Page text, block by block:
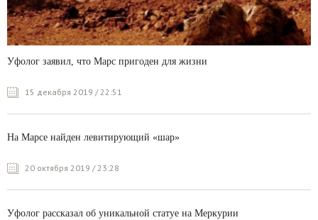
Уфолог заявил, что Марс пригоден для жизни
15 декабря 2019 / 22:51
На Марсе найден левитирующий «шар»
20 октября 2019 / 23:28
Уфолог рассказал об уникальной статуе на Меркурии